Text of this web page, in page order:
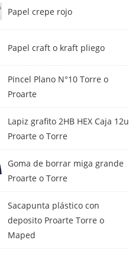
Papel crepe rojo
Papel craft o kraft pliego
Pincel Plano N°10 Torre o
Proarte
Lapiz grafito 2HB HEX Caja 12u
Proarte o Torre
Goma de borrar miga grande
Proarte o Torre
Sacapunta plástico con
deposito Proarte Torre o
Maped